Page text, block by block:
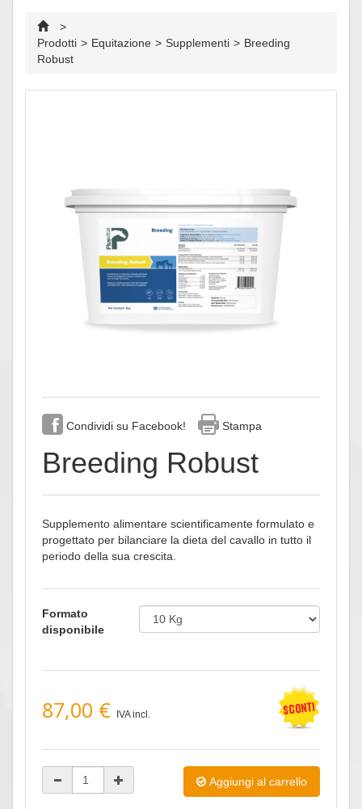
>
Prodotti > Equitazione > Supplementi > Breeding
Robust
Condividi su Facebook! Stampa
Breeding Robust
Supplemento alimentare scientificamente formulato e
progettato per bilanciare la dieta del cavallo in tutto il
periodo della sua crescita.
Formato
disponibile
87,00 € IVA incl.
Aggiungi al carrello